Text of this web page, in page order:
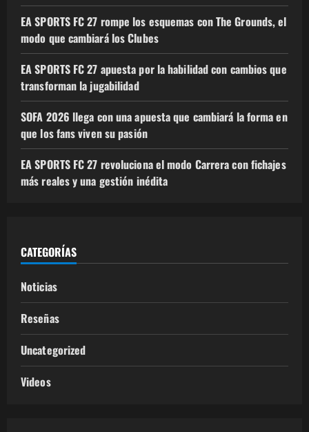
EA SPORTS FC 27 rompe los esquemas con The Grounds, el
modo que cambiará los Clubes
EA SPORTS FC 27 apuesta por la habilidad con cambios que
transforman la jugabilidad
SOFA 2026 llega con una apuesta que cambiará la forma en
que los fans viven su pasión
EA SPORTS FC 27 revoluciona el modo Carrera con fichajes
más reales y una gestión inédita
CATEGORÍAS
Noticias
Reseñas
Uncategorized
Videos